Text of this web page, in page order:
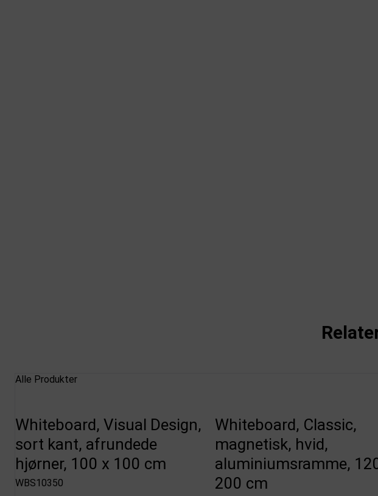
Alle Produkter
Whiteboard, Visual Design,
sort kant, afrundede
hjørner, 100 x 100 cm
WBS10350
Whiteboard, Classic,
magnetisk, hvid,
aluminiumsramme,
200 cm